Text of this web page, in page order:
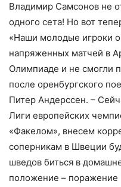
Владимир Самсонов не
одного сета! Но вот
«Наши молодые игроки
напряженных матчей в
Олимпиаде и не смогли
после оренбургского
Питер Андерссен. –
Лиги европейских
«Факелом», внесем
соперникам в Швеции
шведов биться в
положение –